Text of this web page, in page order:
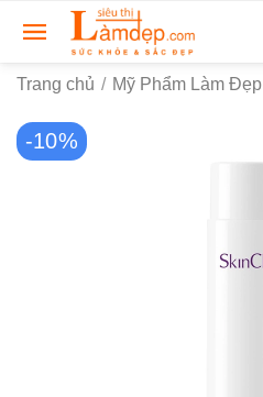
Trang chủ / Mỹ Phẩm Làm Đẹp
-10%